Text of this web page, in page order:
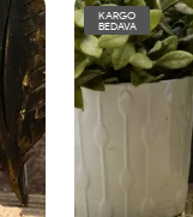
KARGO
BEDAVA